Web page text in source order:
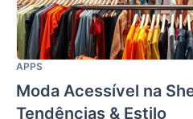
APPS
Moda Acessível na
Tendências & Estilo